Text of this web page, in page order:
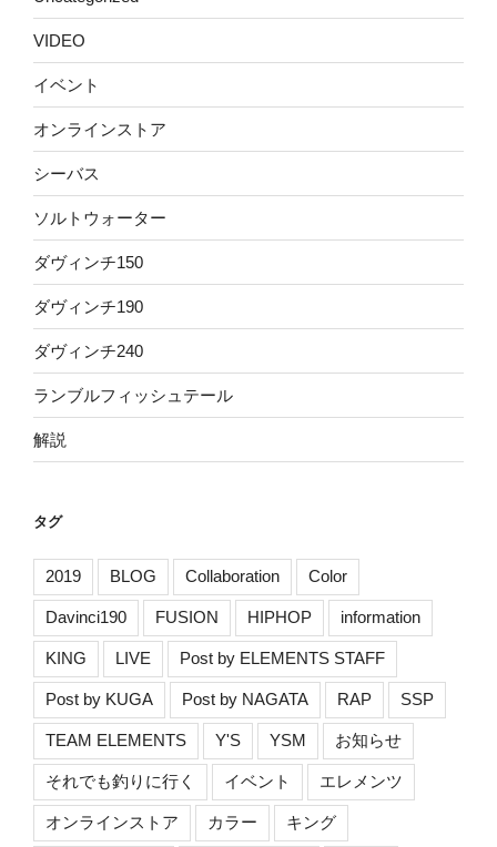
VIDEO
イベント
オンラインストア
シーバス
ソルトウォーター
ダヴィンチ150
ダヴィンチ190
ダヴィンチ240
ランブルフィッシュテール
解説
タグ
2019 BLOG Collaboration Color
Davinci190 FUSION HIPHOP information
KING LIVE Post by ELEMENTS STAFF
Post by KUGA Post by NAGATA RAP SSP
TEAM ELEMENTS Y'S YSM お知らせ
それでも釣りに行く イベント エレメンツ
オンラインストア カラー キング